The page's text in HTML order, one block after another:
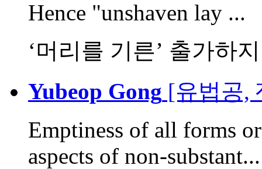
Hence "unshaven lay ...
‘머리를 기른’ 출가하
Yubeop Gong [유법공,
Emptiness of all forms
aspects of non-substant...